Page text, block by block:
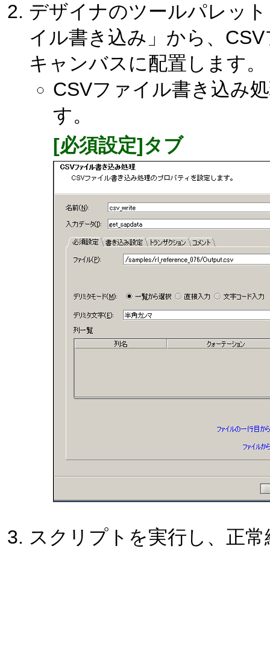
デザイナのツールパレッ
イル書き込み」から、
キャンバスに配置します。
CSVファイル書き込み
す。
[必須設定]タブ
スクリプトを実行し、正